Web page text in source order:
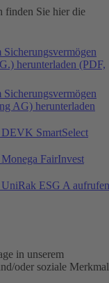
finden Sie hier die
herunterladen (PDF,
AG) herunterladen
SmartSelect
FairInvest
ESG A aufrufen
in unserem
oder soziale